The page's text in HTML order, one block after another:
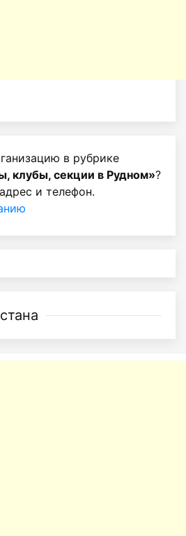
в рубрике
клубы, секции в Рудном»?
и телефон.